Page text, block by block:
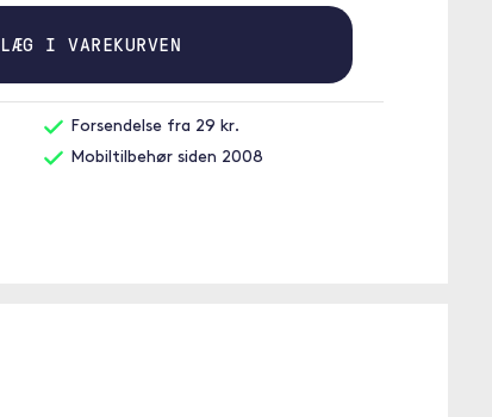
LÆG I VAREKURVEN
Forsendelse fra 29 kr.
Mobiltilbehør siden 2008